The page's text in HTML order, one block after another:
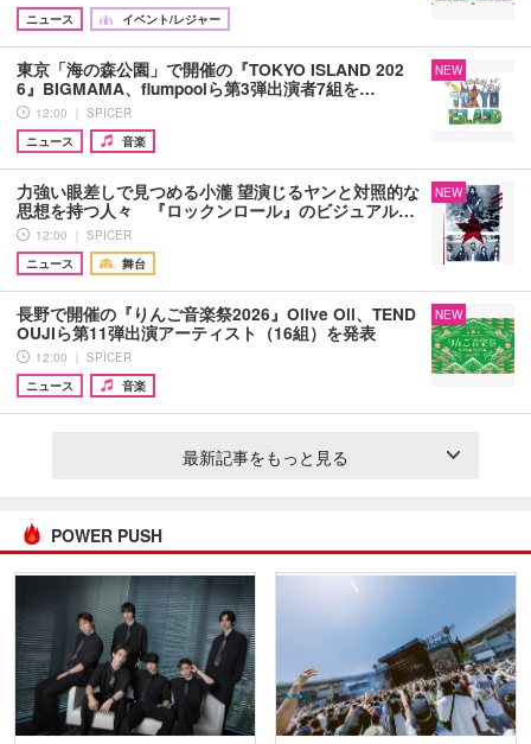
ニュース
イベント/レジャー
東京「海の森公園」で開催の『TOKYO ISLAND 202
6』BIGMAMA、flumpoolら第3弾出演者7組を…
12:00 ｜ SPICER
ニュース
音楽
NEW
力強い眼差しで見つめる小瀧 望演じるヤンと対照的な
思想を持つ人々 『ロックンロール』のビジュアル…
12:00 ｜ SPICER
ニュース
舞台
NEW
長野で開催の『りんご音楽祭2026』Olive Oil、TEND
OUJIら第11弾出演アーティスト（16組）を発表
12:00 ｜ SPICER
ニュース
音楽
NEW
最新記事をもっと見る
POWER PUSH